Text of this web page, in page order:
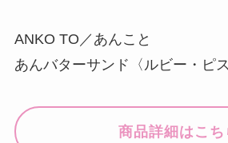
ANKO TO／あんこと
あんバターサンド〈ルビー・ピス
商品詳細はこち